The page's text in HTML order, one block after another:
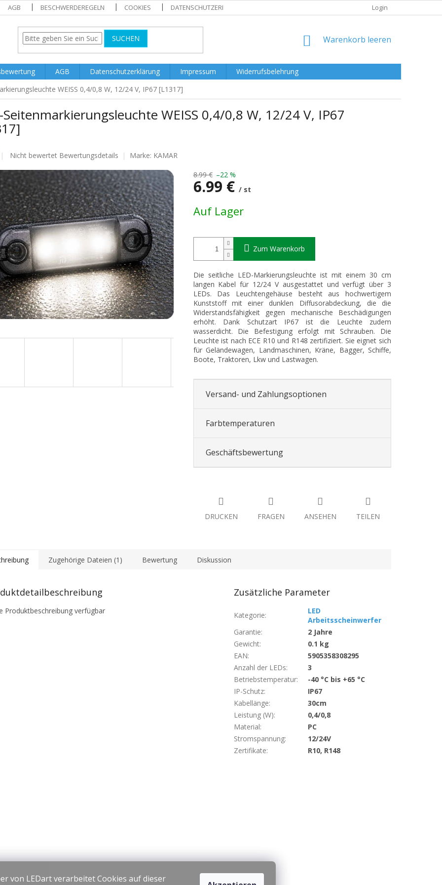
von LEDart verarbeitet Cookies auf dieser
AGB BESCHWERDEREGELN COOKIES DATENSCHUTZERKLÄRUNG Login
SUCHEN WARENKORB
Warenkorb leeren
AGB Datenschutzerklärung Impressum
Widerrufsbelehrung
WEISS 0,4/0,8 W, 12/24 V, IP67 [L1317]
Seitenmarkierungsleuchte WEISS 0,4/0,8 W, 12/24 V, IP67
Die
Produktbewertung
ist
0.0
von
5
Sternen.
Nicht bewertet Bewertungsdetails Marke: KAMAR
8.99 € –22 %
6.99 € / st
Auf Lager
Zum Warenkorb
Die seitliche LED-Markierungsleuchte ist mit einem 30 cm
langen Kabel für 12/24 V ausgestattet und verfügt über 3
LEDs. Das Leuchtengehäuse besteht aus hochwertigem
Kunststoff mit einer dunklen Diffusorabdeckung, die die
Widerstandsfähigkeit gegen mechanische Beschädigungen
erhöht. Dank Schutzart IP67 ist die Leuchte zudem
wasserdicht. Die Befestigung erfolgt mit Schrauben. Die
Leuchte ist nach ECE R10 und R148 zertifiziert. Sie eignet sich
für Geländewagen, Landmaschinen, Kräne, Bagger, Schiffe,
Boote, Traktoren, Lkw und Lastwagen.
Versand- und Zahlungsoptionen
Farbtemperaturen
Geschäftsbewertung
DRUCKEN FRAGEN ANSEHEN TEILEN
Zugehörige Dateien (1) Bewertung Diskussion
Produktbeschreibung verfügbar
Zusätzliche Parameter
Kategorie:
LED
Arbeitsscheinwerfer
Garantie:
2 Jahre
Gewicht:
0.1 kg
EAN:
5905358308295
Anzahl der LEDs:
3
Betriebstemperatur:
-40 °C bis +65 °C
IP-Schutz:
IP67
Kabellänge:
30cm
Leistung (W):
0,4/0,8
Material:
PC
Stromspannung:
12/24V
Zertifikate: R10, R148